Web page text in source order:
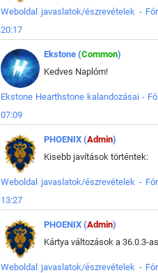
Weboldal javaslatok/észrevételek -
20:17
Ekstone (Common)
Kedves Naplóm!
Ekstone Hearthstone kalandozásai -
07:09
PHOENIX (Admin)
Kisebb javítások történtek:
Weboldal javaslatok/észrevételek -
13:27
PHOENIX (Admin)
Weboldal javaslatok/észrevételek -